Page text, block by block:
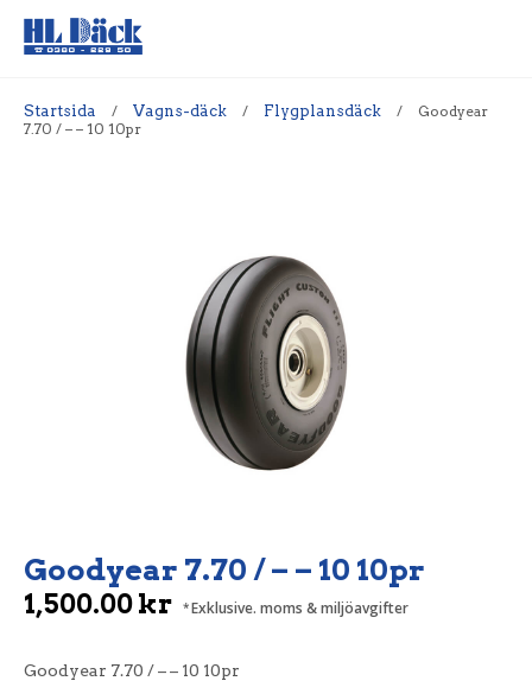
Startsida / Vagns-däck / Flygplansdäck /
Goodyear
7.70 / – – 10 10pr
Goodyear 7.70 / – – 10 10pr
1,500.00kr Exklusive. moms & miljöavgifter
Goodyear 7.70 / – – 10 10pr